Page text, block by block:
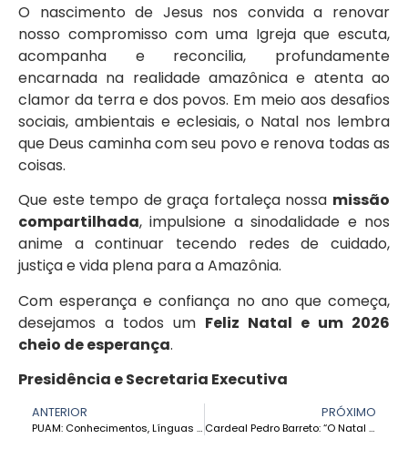
O nascimento de Jesus nos convida a renovar
nosso compromisso com uma Igreja que escuta,
acompanha e reconcilia, profundamente
encarnada na realidade amazônica e atenta ao
clamor da terra e dos povos. Em meio aos desafios
sociais, ambientais e eclesiais, o Natal nos lembra
que Deus caminha com seu povo e renova todas as
coisas.
Que este tempo de graça fortaleça nossa missão
compartilhada, impulsione a sinodalidade e nos
anime a continuar tecendo redes de cuidado,
justiça e vida plena para a Amazônia.
Com esperança e confiança no ano que começa,
desejamos a todos um Feliz Natal e um 2026
cheio de esperança.
Presidência e Secretaria Executiva
ANTERIOR
PUAM: Conhecimentos, Línguas e Cultura na Defesa da Bacia do Marañón
PRÓXIMO
Cardeal Pedro Barreto: “O Natal é um sinal de esperança colocada em ação”